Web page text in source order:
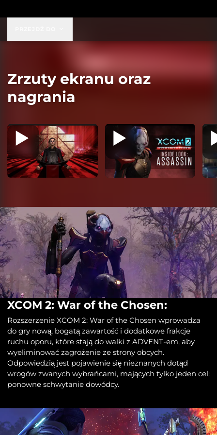
Zrzuty ekranu oraz
nagrania
XCOM 2: War of the Chosen:
Rozszerzenie XCOM 2: War of the Chosen wprowadza
do gry nową, bogatą zawartość i dodatkowe frakcje
ruchu oporu, które stają do walki z ADVENT-em, aby
wyeliminować zagrożenie ze strony obcych.
Odpowiedzią jest pojawienie się nieznanych dotąd
wrogów zwanych wybrańcami, mających tylko jeden cel:
ponowne schwytanie dowódcy.